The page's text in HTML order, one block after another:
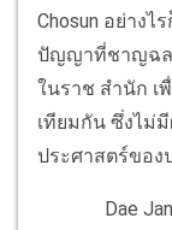
Chosun อย่างไ
ปัญญาที่ชาญฉล
ในราช สำนัก เ
เทียมกัน ซึ่งไม่
ประศาสตร์ของ
Dae